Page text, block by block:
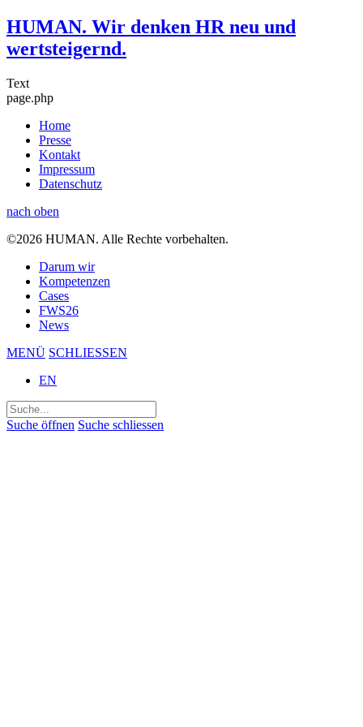
HUMAN. Wir denken HR neu und
wertsteigernd.
Text
page.php
Home
Presse
Kontakt
Impressum
Datenschutz
nach oben
©2026 HUMAN. Alle Rechte vorbehalten.
Darum wir
Kompetenzen
Cases
FWS26
News
MENÜ SCHLIESSEN
EN
Suchen
nach:
Suche öffnen Suche schliessen